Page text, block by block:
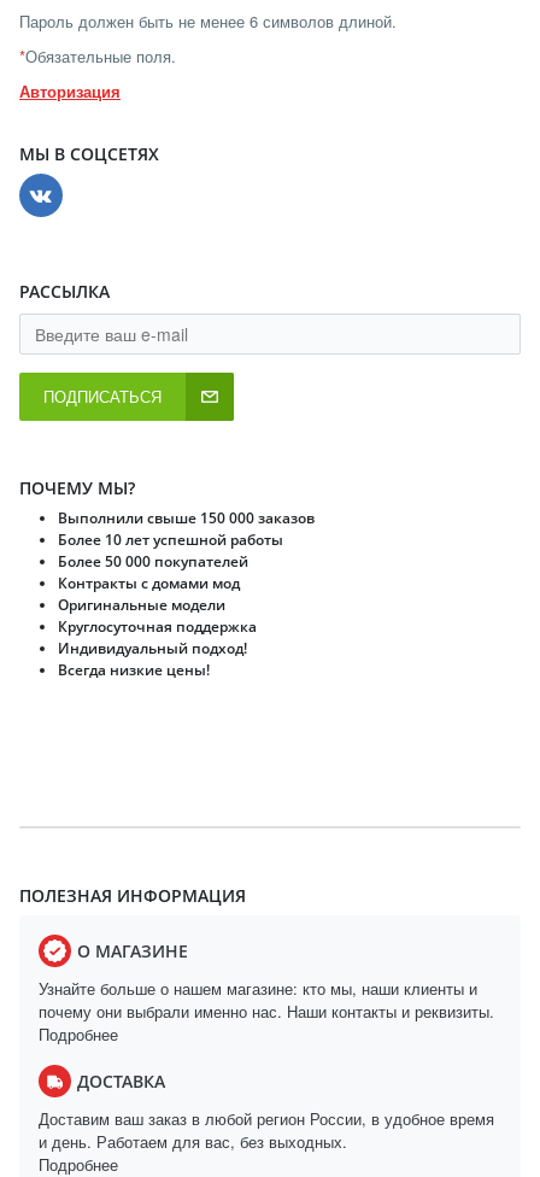
Пароль должен быть не менее 6 символов длиной.
*Обязательные поля.
Авторизация
МЫ В СОЦСЕТЯХ
РАССЫЛКА
ПОДПИСАТЬСЯ
ПОЧЕМУ МЫ?
Выполнили свыше 150 000 заказов
Более 10 лет успешной работы
Более 50 000 покупателей
Контракты с домами мод
Оригинальные модели
Круглосуточная поддержка
Индивидуальный подход!
Всегда низкие цены!
ПОЛЕЗНАЯ ИНФОРМАЦИЯ
О МАГАЗИНЕ
Узнайте больше о нашем магазине: кто мы, наши клиенты и
почему они выбрали именно нас. Наши контакты и реквизиты.
Подробнее
ДОСТАВКА
Доставим ваш заказ в любой регион России, в удобное время
и день. Работаем для вас, без выходных.
Подробнее